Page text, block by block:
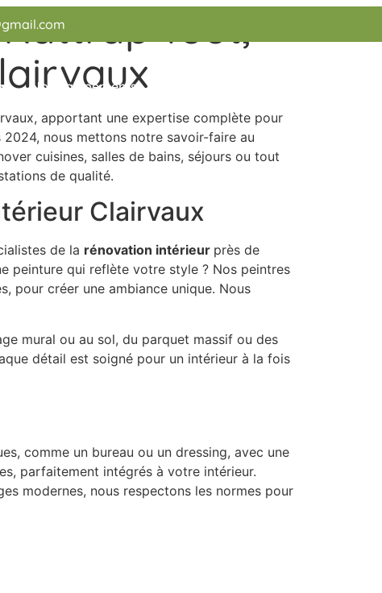
Nos équipements
apportant une expertise complète pour
nous mettons notre savoir-faire au
cuisines, salles de bains, séjours ou tout
de qualité.
Clairvaux
de la rénovation intérieur près de
peinture qui reflète votre style ? Nos peintres
pour créer une ambiance unique. Nous
mural ou au sol, du parquet massif ou des
détail est soigné pour un intérieur à la fois
comme un bureau ou un dressing, avec une
parfaitement intégrés à votre intérieur.
modernes, nous respectons les normes pour